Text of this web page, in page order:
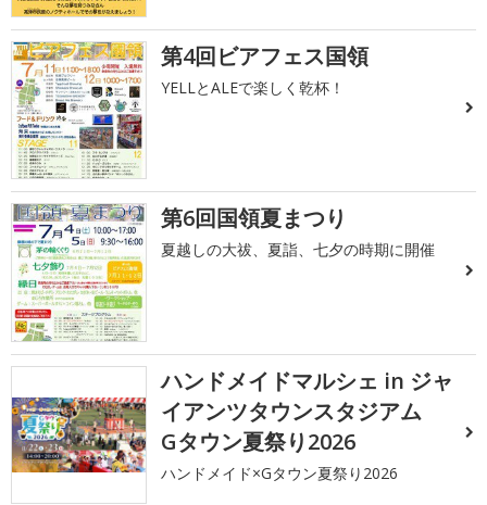
第4回ビアフェス国領
YELLとALEで楽しく乾杯！
第6回国領夏まつり
夏越しの大祓、夏詣、七夕の時期に開催
ハンドメイドマルシェ in ジャ
イアンツタウンスタジアム
Gタウン夏祭り2026
ハンドメイド×Gタウン夏祭り2026